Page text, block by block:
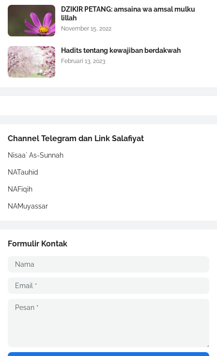
DZIKIR PETANG: amsaina wa amsal mulku
lillah
November 15, 2022
Hadits tentang kewajiban berdakwah
Februari 13, 2023
Channel Telegram dan Link Salafiyat
Nisaa` As-Sunnah
NATauhid
NAFiqih
NAMuyassar
Formulir Kontak